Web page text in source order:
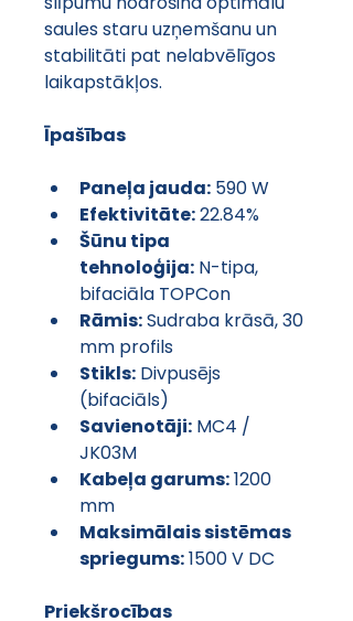
saules staru uzņemšanu un
stabilitāti pat nelabvēlīgos
laikapstākļos.
Īpašības
Paneļa jauda: 590 W
Efektivitāte: 22.84%
Šūnu tipa
tehnoloģija: N-tipa,
bifaciāla TOPCon
Rāmis: Sudraba krāsā, 30
mm profils
Stikls: Divpusējs
(bifaciāls)
Savienotāji: MC4 /
JK03M
Kabeļa garums: 1200
mm
Maksimālais sistēmas
spriegums: 1500 V DC
Priekšrocības